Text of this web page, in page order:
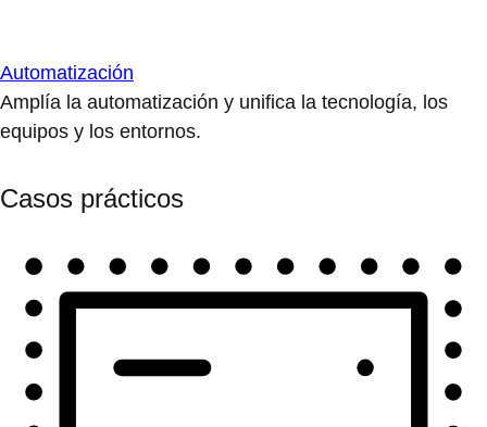
Automatización
Amplía la automatización y unifica la tecnología, los
equipos y los entornos.
Casos prácticos